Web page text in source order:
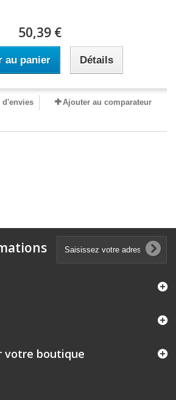
50,39 €
au panier Détails
d'envies Ajouter au comparateur
votre boutique